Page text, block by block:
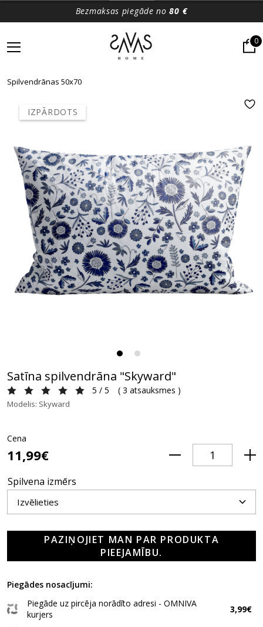
Bezmaksas piegāde no80 €
0
Spilvendrānas 50x70
IZPĀRDOTS
Satīna spilvendrāna "Skyward"
5 / 5 ( 3 atsauksmes )
Modelis: Skyward
Cena
11,99€
Spilvena izmērs
PAZIŅOJIET MAN PAR PRODUKTA
PIEEJAMĪBU.
Piegādes nosacījumi:
Piegāde uz pircēja norādīto adresi - OMNIVA
kurjers
3,99€